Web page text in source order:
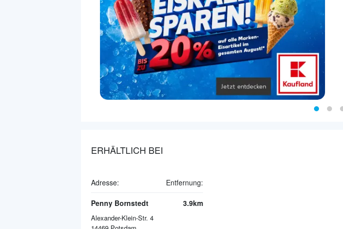
ERHÄLTLICH BEI
Adresse: Entfernung:
Penny Bornstedt
Alexander-Klein-Str. 4
3.9km